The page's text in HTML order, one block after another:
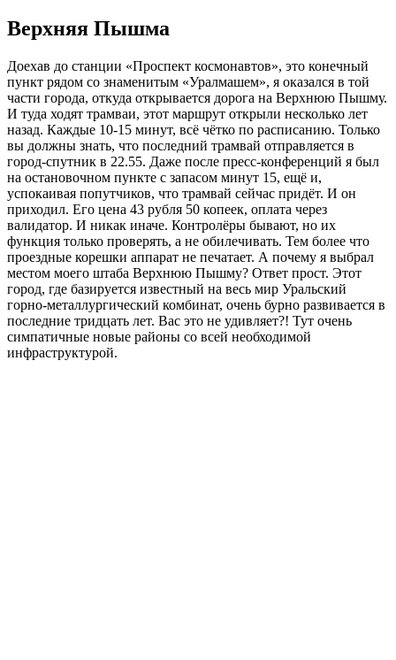
Верхняя Пышма
Доехав до станции «Проспект космонавтов», это конечный
пункт рядом со знаменитым «Уралмашем», я оказался в той
части города, откуда открывается дорога на Верхнюю Пышму.
И туда ходят трамваи, этот маршрут открыли несколько лет
назад. Каждые 10-15 минут, всё чётко по расписанию. Только
вы должны знать, что последний трамвай отправляется в
город-спутник в 22.55. Даже после пресс-конференций я был
на остановочном пункте с запасом минут 15, ещё и,
успокаивая попутчиков, что трамвай сейчас придёт. И он
приходил. Его цена 43 рубля 50 копеек, оплата через
валидатор. И никак иначе. Контролёры бывают, но их
функция только проверять, а не обилечивать. Тем более что
проездные корешки аппарат не печатает. А почему я выбрал
местом моего штаба Верхнюю Пышму? Ответ прост. Этот
город, где базируется известный на весь мир Уральский
горно-металлургический комбинат, очень бурно развивается в
последние тридцать лет. Вас это не удивляет?! Тут очень
симпатичные новые районы со всей необходимой
инфраструктурой.